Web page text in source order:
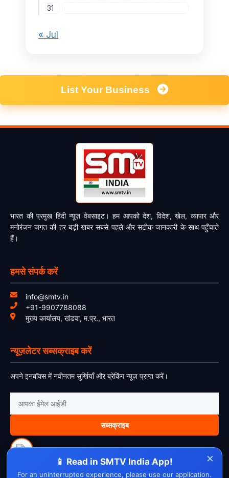
31
« Jul
List Your Business
भारत की प्रमुख हिंदी न्यूज़ वेबसाइट। हम आपको देश, विदेश, खेल, व्यापार और
मनोरंजन जगत की हर बड़ी खबर सबसे पहले और सटीक जानकारी के साथ पहुँचाते
हैं।
हमसे संपर्क करें
info@smtv.in
+91-9907788088
मुख्य कार्यालय, खंडवा, म.प्र., भारत
न्यूज़लेटर सब्सक्राइब करें
अपने इनबॉक्स में नवीनतम सुर्खियाँ और ब्रेकिंग न्यूज़ प्राप्त करें।
सब्सक्राइब
×
📱 Read in SMTV India App!
For an uninterrupted experience, please use our application.